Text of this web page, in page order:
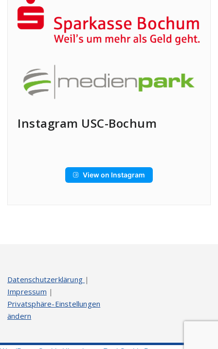
Instagram USC-Bochum
View on Instagram
Datenschutzerklärung |
Impressum |
Privatsphäre-Einstellungen
ändern